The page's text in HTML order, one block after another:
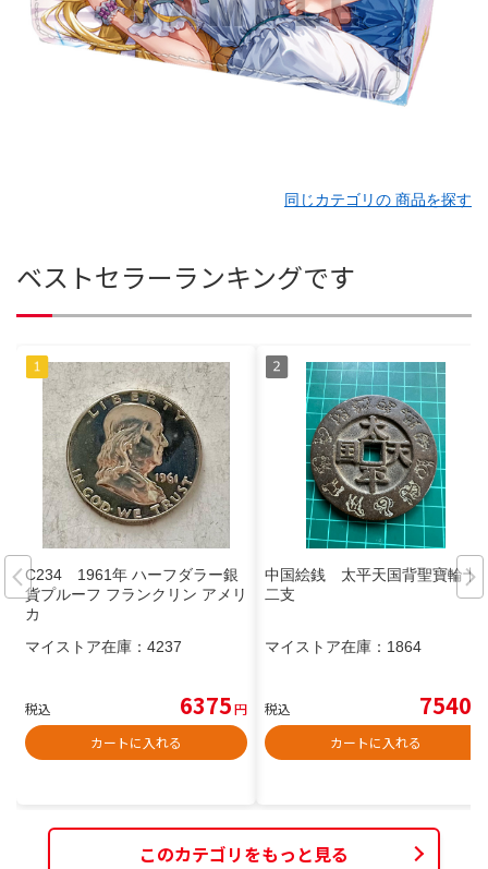
同じカテゴリの 商品を探す
ベストセラーランキングです
C234 1961年 ハーフダラー銀
貨プルーフ フランクリン アメリ
カ
マイストア在庫： 4237
税込 6375円
カートに入れる
中国絵銭 太平天国背聖寶輪十
二支
マイストア在庫： 1864
税込 7540
カートに入れる
このカテゴリをもっと見る